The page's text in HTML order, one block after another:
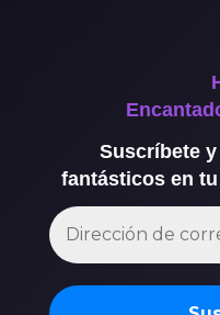
Suscríbete
fantásticos en